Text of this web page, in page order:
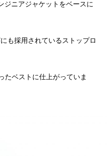
ジニアジャケットをベースに
も採用されているストップロ
たベストに仕上がっていま